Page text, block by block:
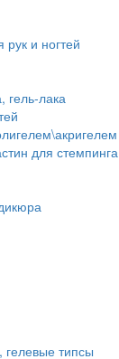
и ногтей
гель-лака
для стемпинга
типсы